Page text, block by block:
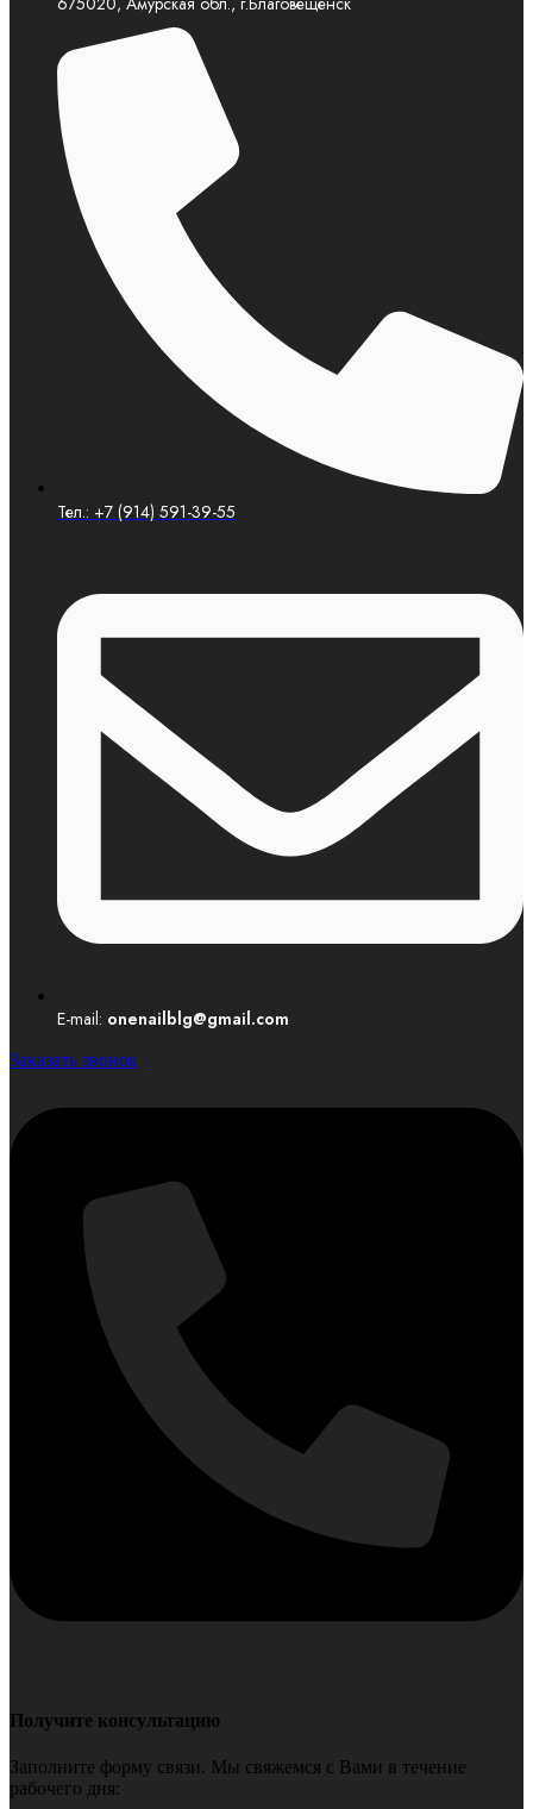
Тел.: +7 (914) 591-39-55
E-mail: onenailblg@gmail.com
Заказать звонок
Получите консультацию
Заполните форму связи. Мы свяжемся с Вами в течение
рабочего дня: